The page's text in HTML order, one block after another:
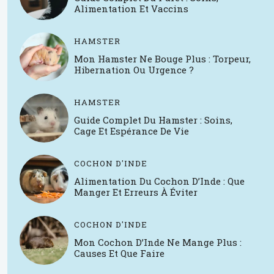
Alimentation Et Vaccins
HAMSTER
Mon Hamster Ne Bouge Plus : Torpeur,
Hibernation Ou Urgence ?
HAMSTER
Guide Complet Du Hamster : Soins,
Cage Et Espérance De Vie
COCHON D'INDE
Alimentation Du Cochon D’Inde : Que
Manger Et Erreurs À Éviter
COCHON D'INDE
Mon Cochon D’Inde Ne Mange Plus :
Causes Et Que Faire